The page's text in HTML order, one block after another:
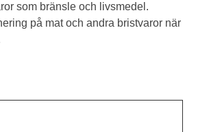
som bränsle och livsmedel.
på mat och andra bristvaror när